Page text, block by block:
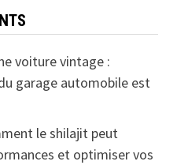
voiture vintage :
garage automobile est
le shilajit peut
et optimiser vos